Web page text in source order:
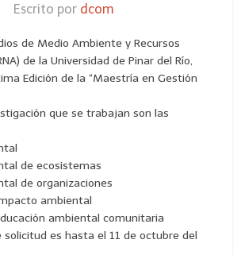
Escrito por dcom
de Medio Ambiente y Recursos
de la Universidad de Pinar del Río,
Edición de la “Maestría en Gestión
que se trabajan son las
de ecosistemas
de organizaciones
ambiental
ambiental comunitaria
es hasta el 11 de octubre del